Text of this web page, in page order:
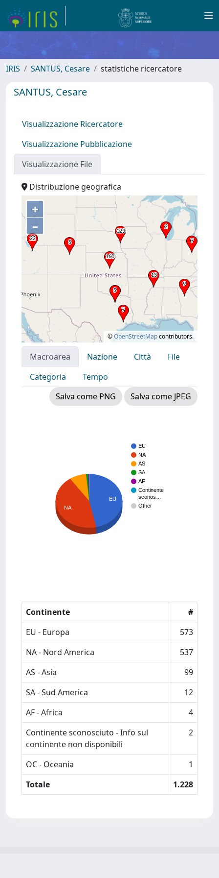
IRIS SANTUS, Cesare statistiche ricercatore
SANTUS, Cesare
Visualizzazione Ricercatore
Visualizzazione Pubblicazione
Visualizzazione File
Distribuzione geografica
+
–
©OpenStreetMapcontributors.
Macroarea Nazione Città
File
Categoria
Tempo
Salva come PNG
Salva come JPEG
EU
NA
AS
SA
AF
Continente
sconos…
Other
EU
NA
Continente
#
EU - Europa
573
NA - Nord America
537
AS - Asia
99
SA - Sud America
12
AF - Africa
4
Continente sconosciuto - Info sul
continente non disponibili
2
OC - Oceania
1
Totale
1.228